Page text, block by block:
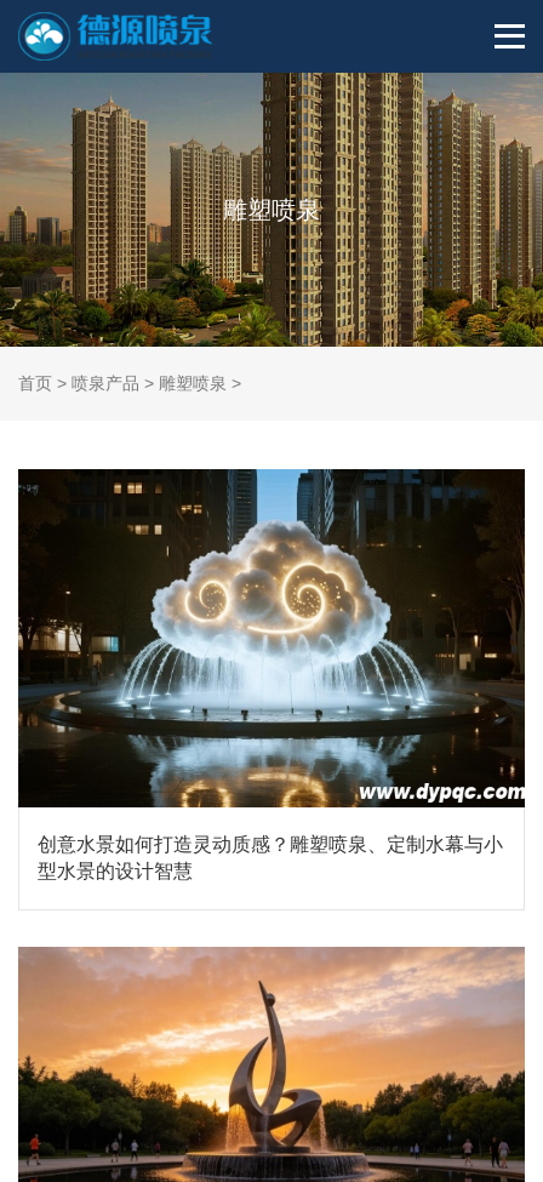
雕塑喷泉
首页 > 喷泉产品 > 雕塑喷泉 >
创意水景如何打造灵动质感？雕塑喷泉、定制水幕与小
型水景的设计智慧